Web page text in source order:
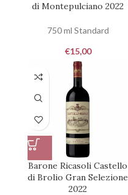
di Montepulciano 2022
750 ml Standard
€15,00
Barone Ricasoli Castello
di Brolio Gran Selezione
2022